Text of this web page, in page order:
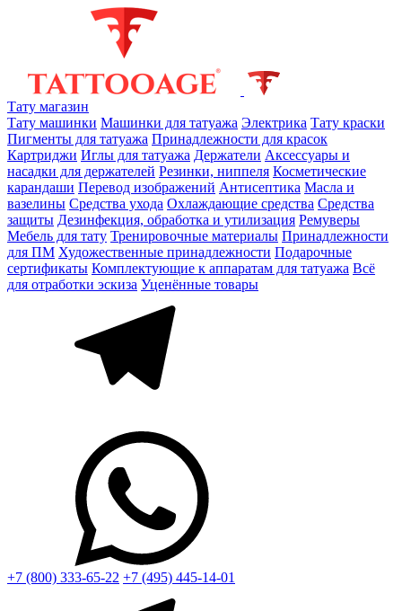
Тату магазин
Тату машинки Машинки для татуажа Электрика Тату краски
Пигменты для татуажа Принадлежности для красок
Картриджи Иглы для татуажа Держатели Аксессуары и
насадки для держателей Резинки, ниппеля Косметические
карандаши Перевод изображений Антисептика Масла и
вазелины Средства ухода Охлаждающие средства Средства
защиты Дезинфекция, обработка и утилизация Ремуверы
Мебель для тату Тренировочные материалы Принадлежности
для ПМ Художественные принадлежности Подарочные
сертификаты Комплектующие к аппаратам для татуажа Всё
для отработки эскиза Уценённые товары
+7 (800) 333-65-22 +7 (495) 445-14-01